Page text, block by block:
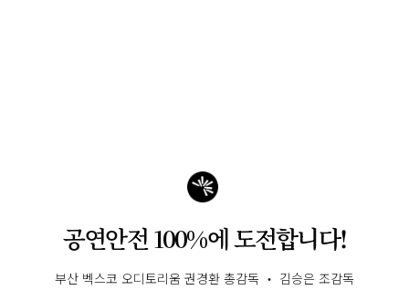
공연안전 100%에 도전합니다!
부산 벡스코 오디토리움 권경환 총감독 ‧ 김승은 조감독